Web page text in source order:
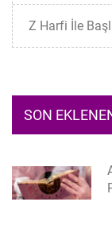
Z Harfi İle
SON